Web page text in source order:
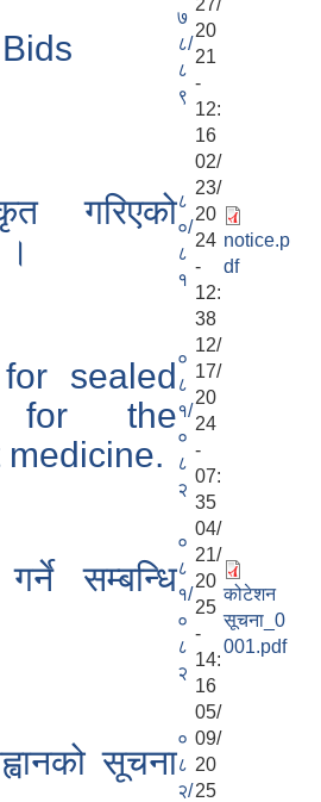
७
८/
८
९
20
21
-
12:
16
गरिएको८
०/
८
१
02/
23/
20
24
-
12:
38
notice.p
df
sealed
for the
०
८
१/
०
८
२
12/
17/
20
24
-
07:
35
सम्बन्धि
०
८
१/
०
८
२
04/
21/
20
25
-
14:
16
कोटेशन
सूचना_0
001.pdf
सूचना
०
८
२/
05/
09/
20
25